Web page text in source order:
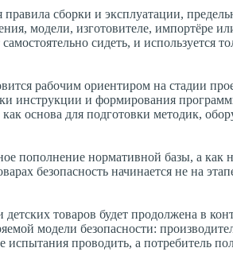
сборки и эксплуатации,
модели, изготовителе, импортёре
сидеть, и используется
рабочим ориентиром на стадии
инструкции и формирования
основа для подготовки методик,
пополнение нормативной базы, а как
безопасность начинается не на
детских товаров будет продолжена в
модели безопасности:
испытания проводить, а потребитель